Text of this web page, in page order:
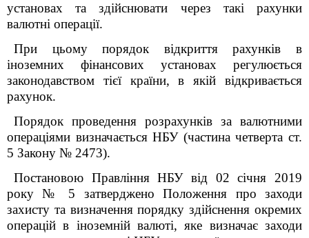
установах та здійснювати через такі рахунки
валютні операції.
При цьому порядок відкриття рахунків в
іноземних фінансових установах регулюється
законодавством тієї країни, в якій відкривається
рахунок.
Порядок проведення розрахунків за валютними
операціями визначається НБУ (частина четверта ст.
5 Закону № 2473).
Постановою Правління НБУ від 02 січня 2019
року № 5 затверджено Положення про заходи
захисту та визначення порядку здійснення окремих
операцій в іноземній валюті, яке визначає заходи